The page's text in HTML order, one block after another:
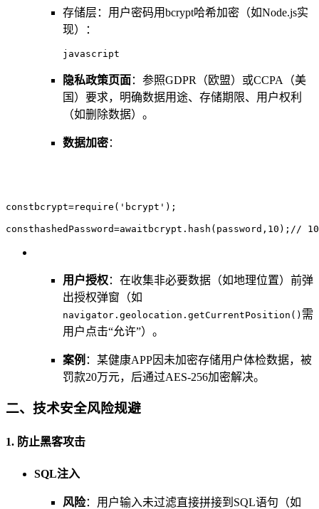
存储层：用户密码用bcrypt哈希加密（如Node.js实
现）：
javascript
隐私政策页面：参照GDPR（欧盟）或CCPA（美
国）要求，明确数据用途、存储期限、用户权利
（如删除数据）。
数据加密：
constbcrypt=require('bcrypt');
consthashedPassword=awaitbcrypt.hash(password,10);// 10
用户授权：在收集非必要数据（如地理位置）前弹
出授权弹窗（如
navigator.geolocation.getCurrentPosition() 需
用户点击“允许”）。
案例 ：某健康APP因未加密存储用户体检数据，被
罚款20万元，后通过AES-256加密解决。
二、技术安全风险规避
1. 防止黑客攻击
SQL注入
风险：用户输入未过滤直接拼接到SQL语句（如